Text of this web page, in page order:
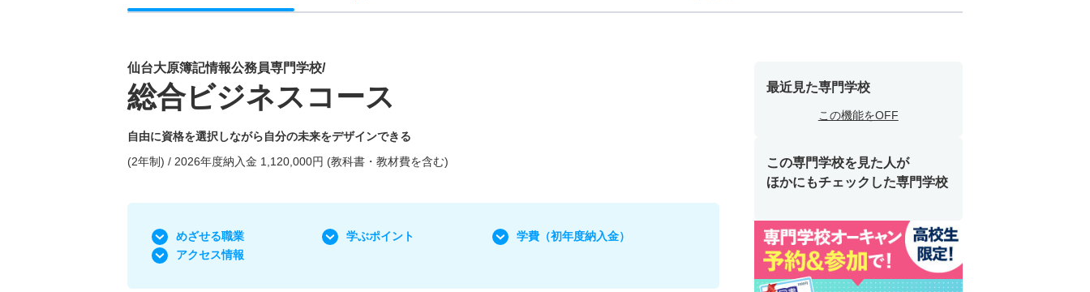
仙台大原簿記情報公務員専門学校/
総合ビジネスコース
自由に資格を選択しながら自分の未来をデザインできる
(2年制) / 2026年度納入金 1,120,000円 (教科書・教材費を含む)
めざせる職業 学ぶポイント 学費 （初年度納入金）
アクセス情報
最近見た専門学校
この機能をOFF
この専門学校を見た人が
ほかにもチェックした専門学校